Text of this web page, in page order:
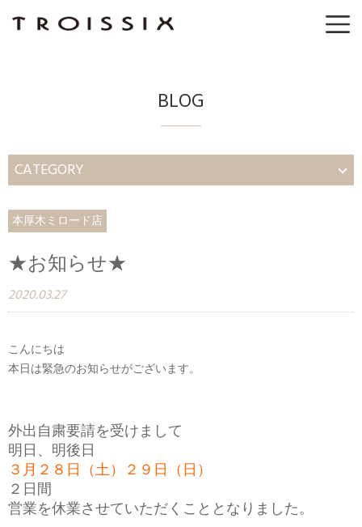
BLOG
CATEGORY
本厚木ミロード店
★お知らせ★
2020.03.27
こんにちは
本日は緊急のお知らせがございます。
外出自粛要請を受けまして
明日、明後日
３月２８日（土）２９日（日）
２日間
営業を休業させていただくこととなりました。